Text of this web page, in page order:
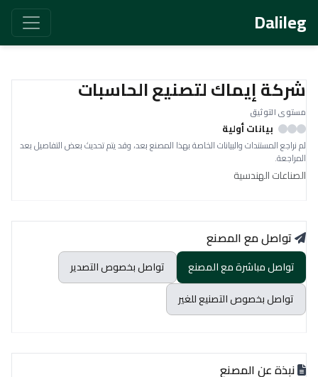
Dalileg
شركة إيماك لتصنيع الحاسبات
مستوى التوثيق
بيانات أولية
لم نراجع المستندات والبيانات الخاصة بهذا المصنع بعد، وقد يتم تحديث بعض التفاصيل بعد
المراجعة.
الصناعات الهندسية
تواصل مع المصنع
تواصل مباشرة مع المصنع
تواصل بخصوص التصدير
تواصل بخصوص التصنيع للغير
نبذة عن المصنع